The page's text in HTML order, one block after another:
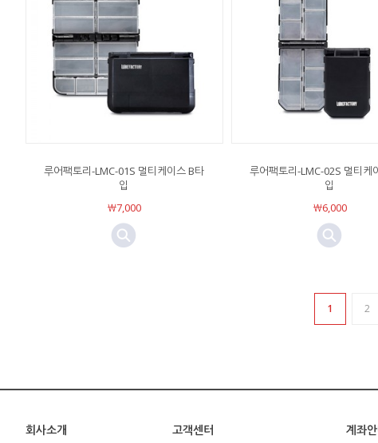
루어팩토리-LMC-01S 멀티케이스 B타
입
￦7,000
루어팩토리-LMC-02S 멀티케
입
￦6,000
1 2
회사소개
고객센터 계좌